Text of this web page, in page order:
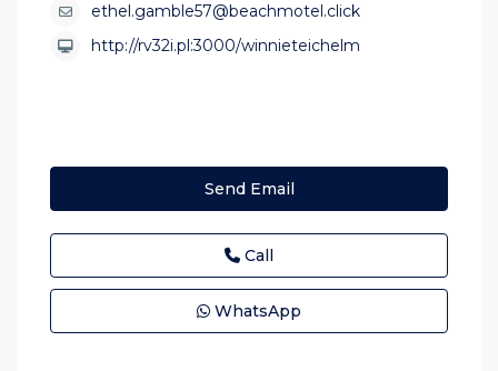
ethel.gamble57@beachmotel.click
http://rv32i.pl:3000/winnieteichelm
Send Email
Call
WhatsApp